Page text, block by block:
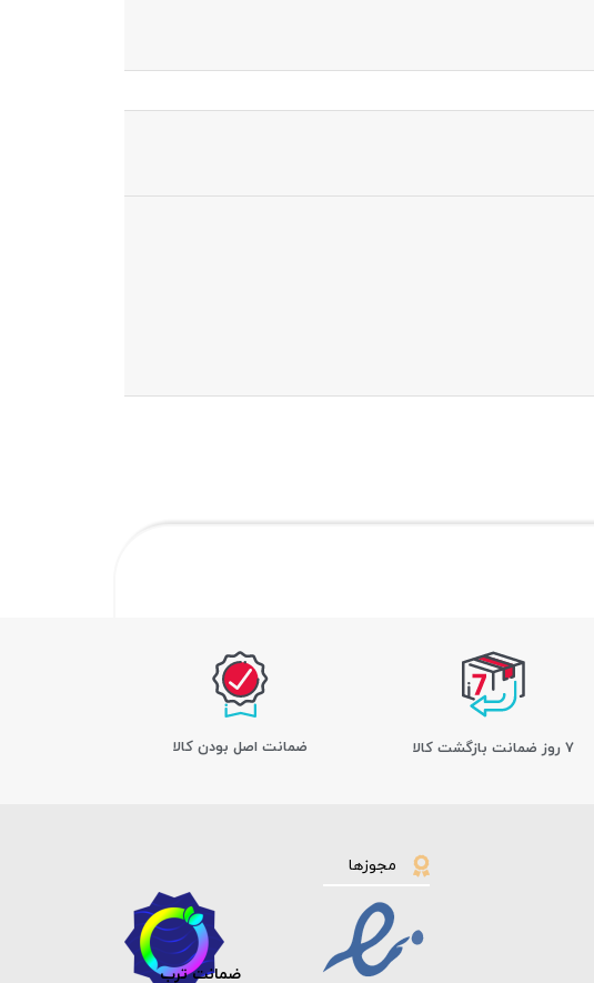
7 روز ضمانت بازگشت کالا ﺿﻤﺎﻧﺖ اﺻﻞ ﺑﻮدن ﮐﺎﻟﺎ
مجوزها
ضمانت ترب